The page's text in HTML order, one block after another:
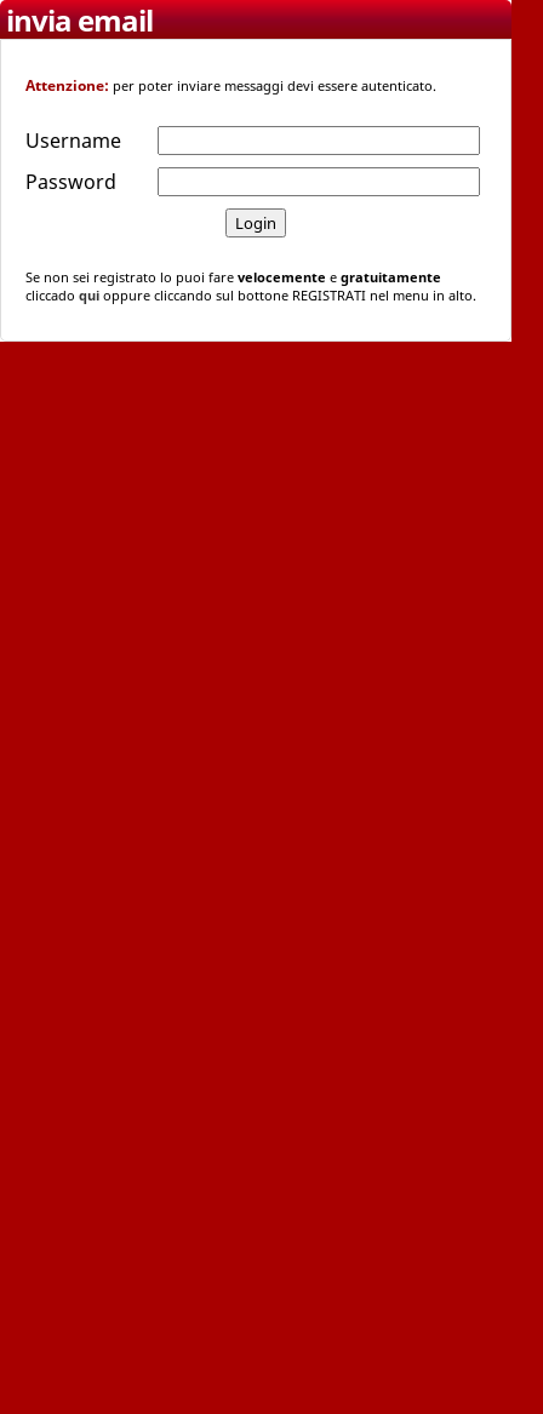
invia email
Attenzione: per poter inviare messaggi devi essere autenticato.
Username
Password
Se non sei registrato lo puoi fare velocemente e gratuitamente
cliccado qui oppure cliccando sul bottone REGISTRATI nel menu in alto.